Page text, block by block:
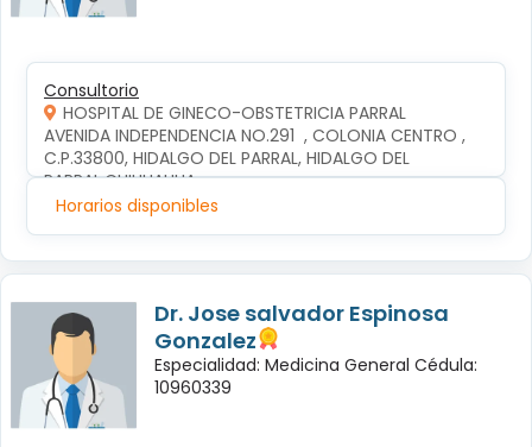
Consultorio
HOSPITAL DE GINECO-OBSTETRICIA PARRAL
AVENIDA INDEPENDENCIA NO.291  , COLONIA CENTRO ,
C.P.33800, HIDALGO DEL PARRAL, HIDALGO DEL
PARRAL,CHIHUAHUA
Horarios disponibles
Dr. Jose salvador Espinosa
Gonzalez
Especialidad: Medicina General Cédula:
10960339